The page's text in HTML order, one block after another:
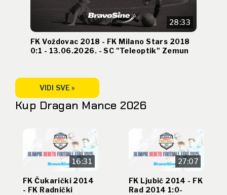
28:33
FK Voždovac 2018 - FK Milano Stars 2018
0:1 - 13.06.2026. - SC "Teleoptik" Zemun
VIDI SVE »
Kup Dragan Mance 2026
16:31
FK Čukarički 2014
- FK Radnički
27:07
FK Ljubić 2014 - FK
Rad 2014 1:0-